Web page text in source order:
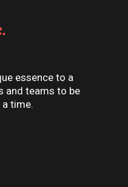
essence to a
and teams to be
time.